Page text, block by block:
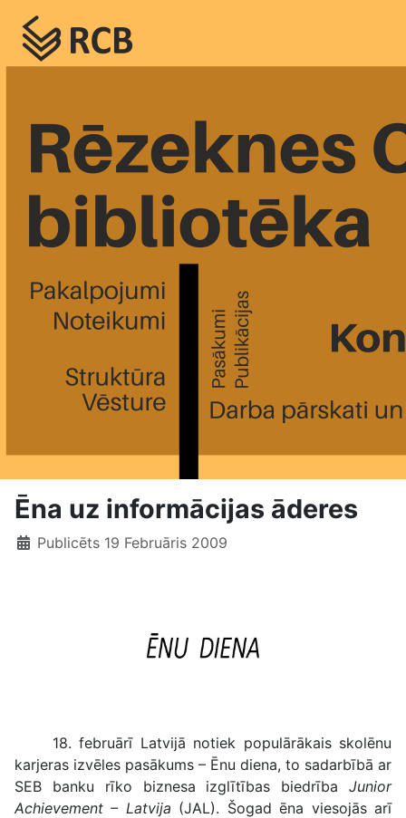
Ēna uz informācijas āderes
Publicēts 19 Februāris 2009
18. februārī Latvijā notiek populārākais skolēnu
karjeras izvēles pasākums – Ēnu diena, to sadarbībā ar
SEB banku rīko biznesa izglītības biedrība Junior
Achievement – Latvija (JAL). Šogad ēna viesojās arī